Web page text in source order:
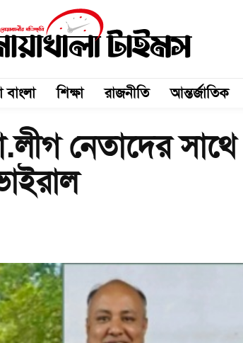
বাংলা শিক্ষা রাজনীতি আন্তর্জাতিক
নেতাদের সাথে